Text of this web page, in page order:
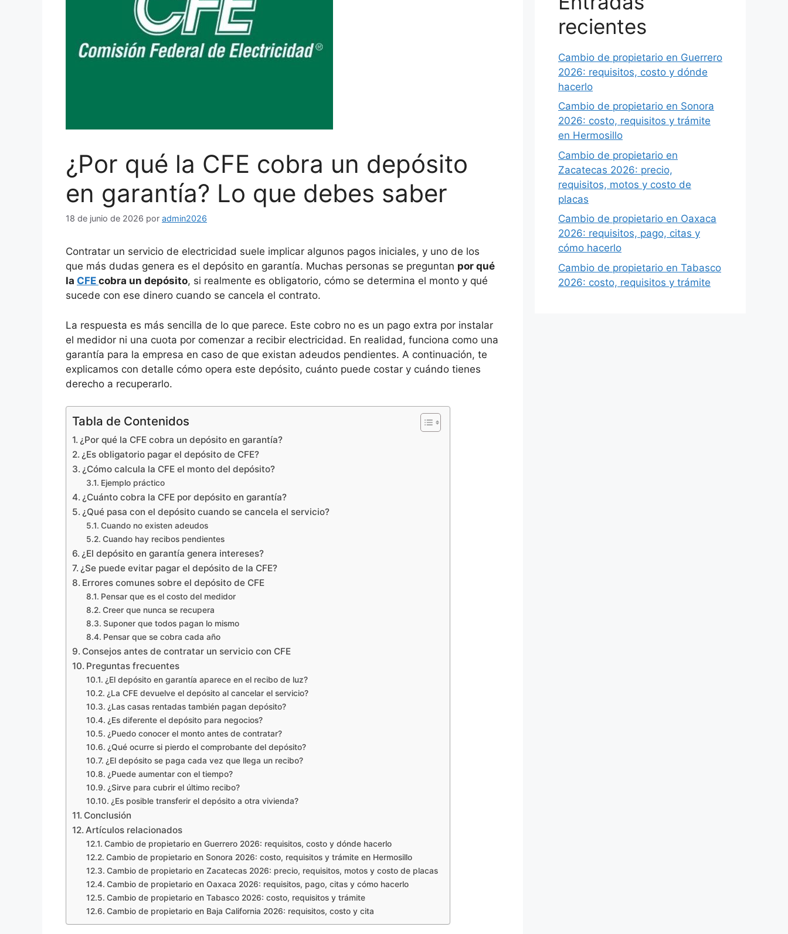
¿Por qué la CFE cobra un depósito
en garantía? Lo que debes saber
18 de junio de 2026 por admin2026
Contratar un servicio de electricidad suele implicar algunos pagos iniciales, y uno de los
que más dudas genera es el depósito en garantía. Muchas personas se preguntan por qué
la CFE cobra un depósito, si realmente es obligatorio, cómo se determina el monto y qué
sucede con ese dinero cuando se cancela el contrato.
La respuesta es más sencilla de lo que parece. Este cobro no es un pago extra por instalar
el medidor ni una cuota por comenzar a recibir electricidad. En realidad, funciona como una
garantía para la empresa en caso de que existan adeudos pendientes. A continuación, te
explicamos con detalle cómo opera este depósito, cuánto puede costar y cuándo tienes
derecho a recuperarlo.
Tabla de Contenidos
¿Por qué la CFE cobra un depósito en garantía?
¿Es obligatorio pagar el depósito de CFE?
¿Cómo calcula la CFE el monto del depósito?
Ejemplo práctico
¿Cuánto cobra la CFE por depósito en garantía?
¿Qué pasa con el depósito cuando se cancela el servicio?
Cuando no existen adeudos
Cuando hay recibos pendientes
¿El depósito en garantía genera intereses?
¿Se puede evitar pagar el depósito de la CFE?
Errores comunes sobre el depósito de CFE
Pensar que es el costo del medidor
Creer que nunca se recupera
Suponer que todos pagan lo mismo
Pensar que se cobra cada año
Consejos antes de contratar un servicio con CFE
Preguntas frecuentes
¿El depósito en garantía aparece en el recibo de luz?
¿La CFE devuelve el depósito al cancelar el servicio?
¿Las casas rentadas también pagan depósito?
¿Es diferente el depósito para negocios?
¿Puedo conocer el monto antes de contratar?
¿Qué ocurre si pierdo el comprobante del depósito?
¿El depósito se paga cada vez que llega un recibo?
¿Puede aumentar con el tiempo?
¿Sirve para cubrir el último recibo?
¿Es posible transferir el depósito a otra vivienda?
Conclusión
Artículos relacionados
Cambio de propietario en Guerrero 2026: requisitos, costo y dónde hacerlo
Cambio de propietario en Sonora 2026: costo, requisitos y trámite en Hermosillo
Cambio de propietario en Zacatecas 2026: precio, requisitos, motos y costo de placas
Cambio de propietario en Oaxaca 2026: requisitos, pago, citas y cómo hacerlo
Cambio de propietario en Tabasco 2026: costo, requisitos y trámite
Cambio de propietario en Baja California 2026: requisitos, costo y cita
recientes
Cambio de propietario en Guerrero
2026: requisitos, costo y dónde
hacerlo
Cambio de propietario en Sonora
2026: costo, requisitos y trámite
en Hermosillo
Cambio de propietario en
Zacatecas 2026: precio,
requisitos, motos y costo de
placas
Cambio de propietario en Oaxaca
2026: requisitos, pago, citas y
cómo hacerlo
Cambio de propietario en Tabasco
2026: costo, requisitos y trámite